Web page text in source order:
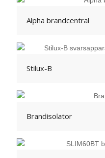
Alpha brandcentral
Stilux-B
Brandisolator